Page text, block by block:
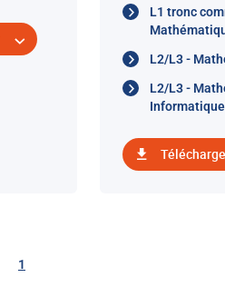
L1 tronc
L2/L3 -
L2/L3 -
Informatique
1